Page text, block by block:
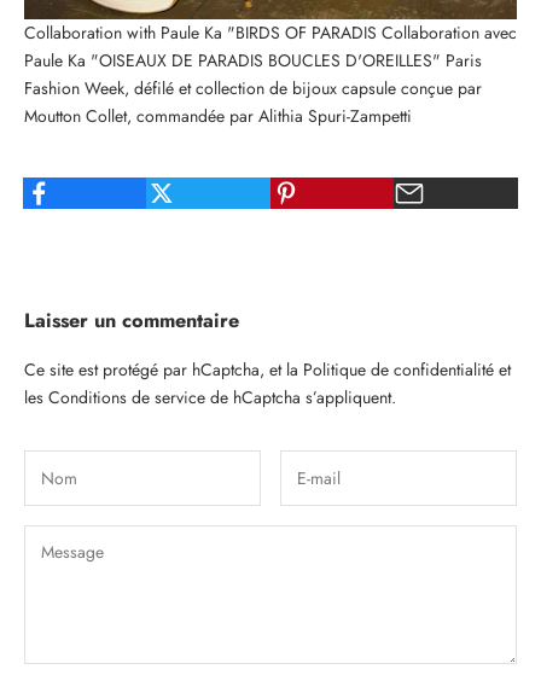
Collaboration with Paule Ka "BIRDS OF PARADIS Collaboration avec
Paule Ka "OISEAUX DE PARADIS BOUCLES D'OREILLES" Paris
Fashion Week, défilé et collection de bijoux capsule conçue par
Moutton Collet, commandée par Alithia Spuri-Zampetti
Laisser un commentaire
Ce site est protégé par hCaptcha, et la Politique de confidentialité et
les Conditions de service de hCaptcha s’appliquent.